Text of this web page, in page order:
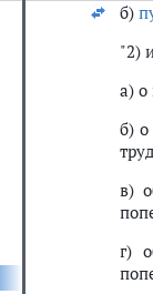
б)
"2)
а) о
б)
в)
г)